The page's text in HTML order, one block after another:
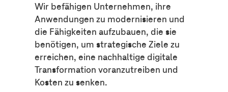
Wir befähigen Unternehmen, ihre
Anwendungen zu modernisieren und
die Fähigkeiten aufzubauen, die sie
benötigen, um strategische Ziele zu
erreichen, eine nachhaltige digitale
Transformation voranzutreiben und
Kosten zu senken.